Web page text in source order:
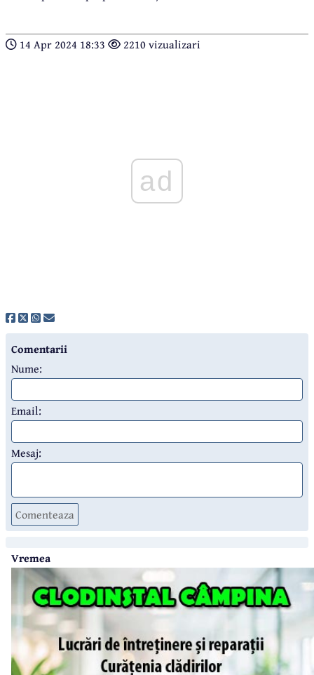
14 Apr 2024 18:33 2210 vizualizari
ad
Comentarii
Nume:
Email:
Mesaj:
Comenteaza
Vremea